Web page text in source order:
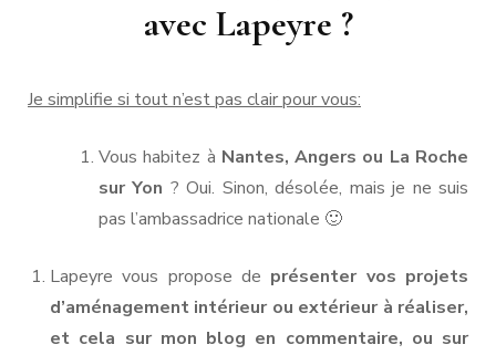
avec Lapeyre ?
Je simplifie si tout n’est pas clair pour vous:
Vous habitez à Nantes, Angers ou La Roche
sur Yon ? Oui. Sinon, désolée, mais je ne suis
pas l’ambassadrice nationale 🙂
Lapeyre vous propose de présenter vos projets
d’aménagement intérieur ou extérieur à réaliser,
et cela sur mon blog en commentaire, ou sur